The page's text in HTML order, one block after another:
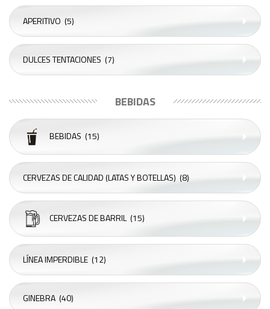
APERITIVO (5)
DULCES TENTACIONES (7)
BEBIDAS
BEBIDAS (15)
CERVEZAS DE CALIDAD (LATAS Y BOTELLAS) (8)
CERVEZAS DE BARRIL(15)
LÍNEA IMPERDIBLE (12)
GINEBRA (40)